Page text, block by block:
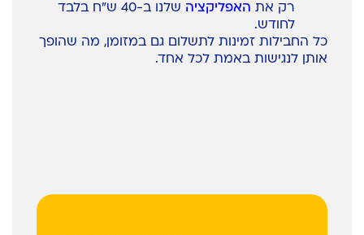
רק את האפליקציה
שלנו ב-40 ש"ח בלבד
לחודש.
כל החבילות זמינות לתשלום גם במזומן, מה שהופך
אותן לנגישות באמת לכל אחד.